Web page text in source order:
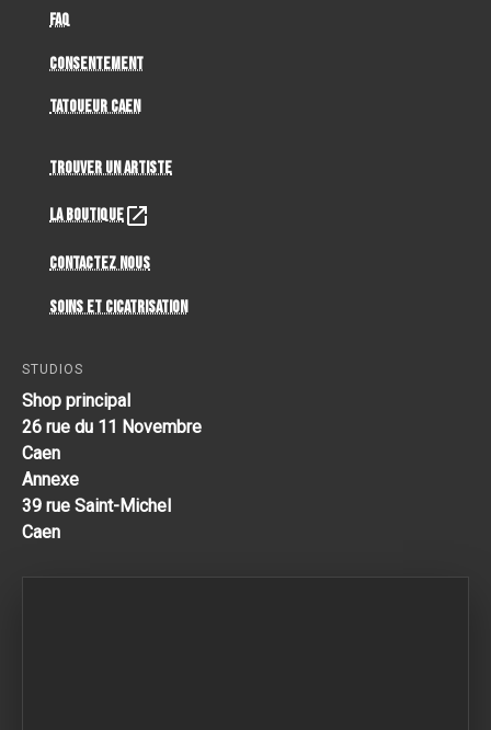
FAQ
Consentement
Tatoueur Caen
Trouver un artiste
La Boutique
Contactez Nous
Soins et cicatrisation
STUDIOS
Shop principal
26 rue du 11 Novembre
Caen
Annexe
39 rue Saint-Michel
Caen